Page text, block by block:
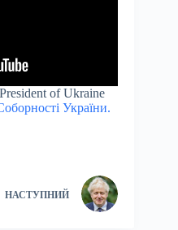
of Ukraine
України.
НАСТУПНИЙ